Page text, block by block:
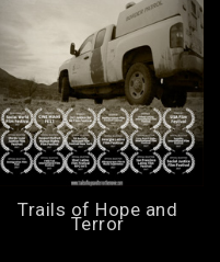
Trails of Hope and
Terror